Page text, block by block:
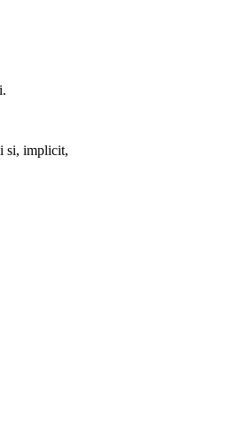
si, implicit,